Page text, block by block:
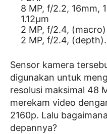
8 MP, f/2.2, 16mm,
1.12µm
2 MP, f/2.4, (macro)
2 MP, f/2.4, (depth).
Sensor kamera
digunakan untuk
resolusi maksimal 48
merekam video
2160p. Lalu
depannya?